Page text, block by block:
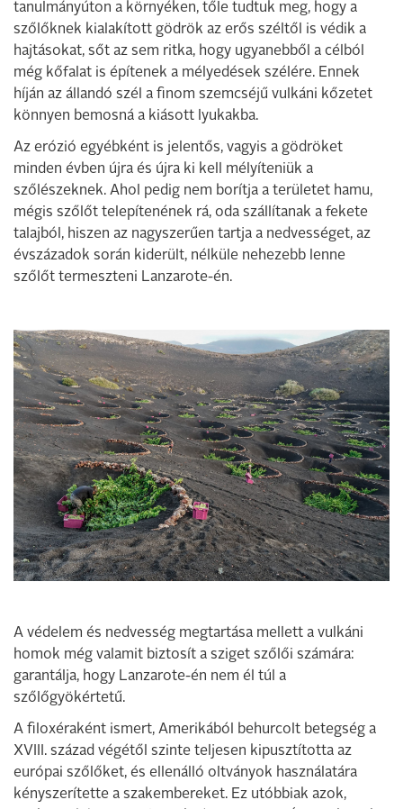
tanulmányúton a környéken, tőle tudtuk meg, hogy a
szőlőknek kialakított gödrök az erős széltől is védik a
hajtásokat, sőt az sem ritka, hogy ugyanebből a célból
még kőfalat is építenek a mélyedések szélére. Ennek
híján az állandó szél a finom szemcséjű vulkáni kőzetet
könnyen bemosná a kiásott lyukakba.
Az erózió egyébként is jelentős, vagyis a gödröket
minden évben újra és újra ki kell mélyíteniük a
szőlészeknek. Ahol pedig nem borítja a területet hamu,
mégis szőlőt telepítenének rá, oda szállítanak a fekete
talajból, hiszen az nagyszerűen tartja a nedvességet, az
évszázadok során kiderült, nélküle nehezebb lenne
szőlőt termeszteni Lanzarote-én.
A védelem és nedvesség megtartása mellett a vulkáni
homok még valamit biztosít a sziget szőlői számára:
garantálja, hogy Lanzarote-én nem él túl a
szőlőgyökértetű.
A filoxéraként ismert, Amerikából behurcolt betegség a
XVIII. század végétől szinte teljesen kipusztította az
európai szőlőket, és ellenálló oltványok használatára
kényszerítette a szakembereket. Ez utóbbiak azok,